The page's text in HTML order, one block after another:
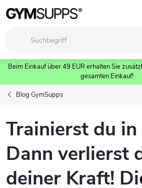
Zum
Inhalt
Beim Einkauf über 49 EUR erhalten Sie
gesamten Einkauf!
Blog GymSupps
Trainierst du in
Dann verlierst
deiner Kraft!